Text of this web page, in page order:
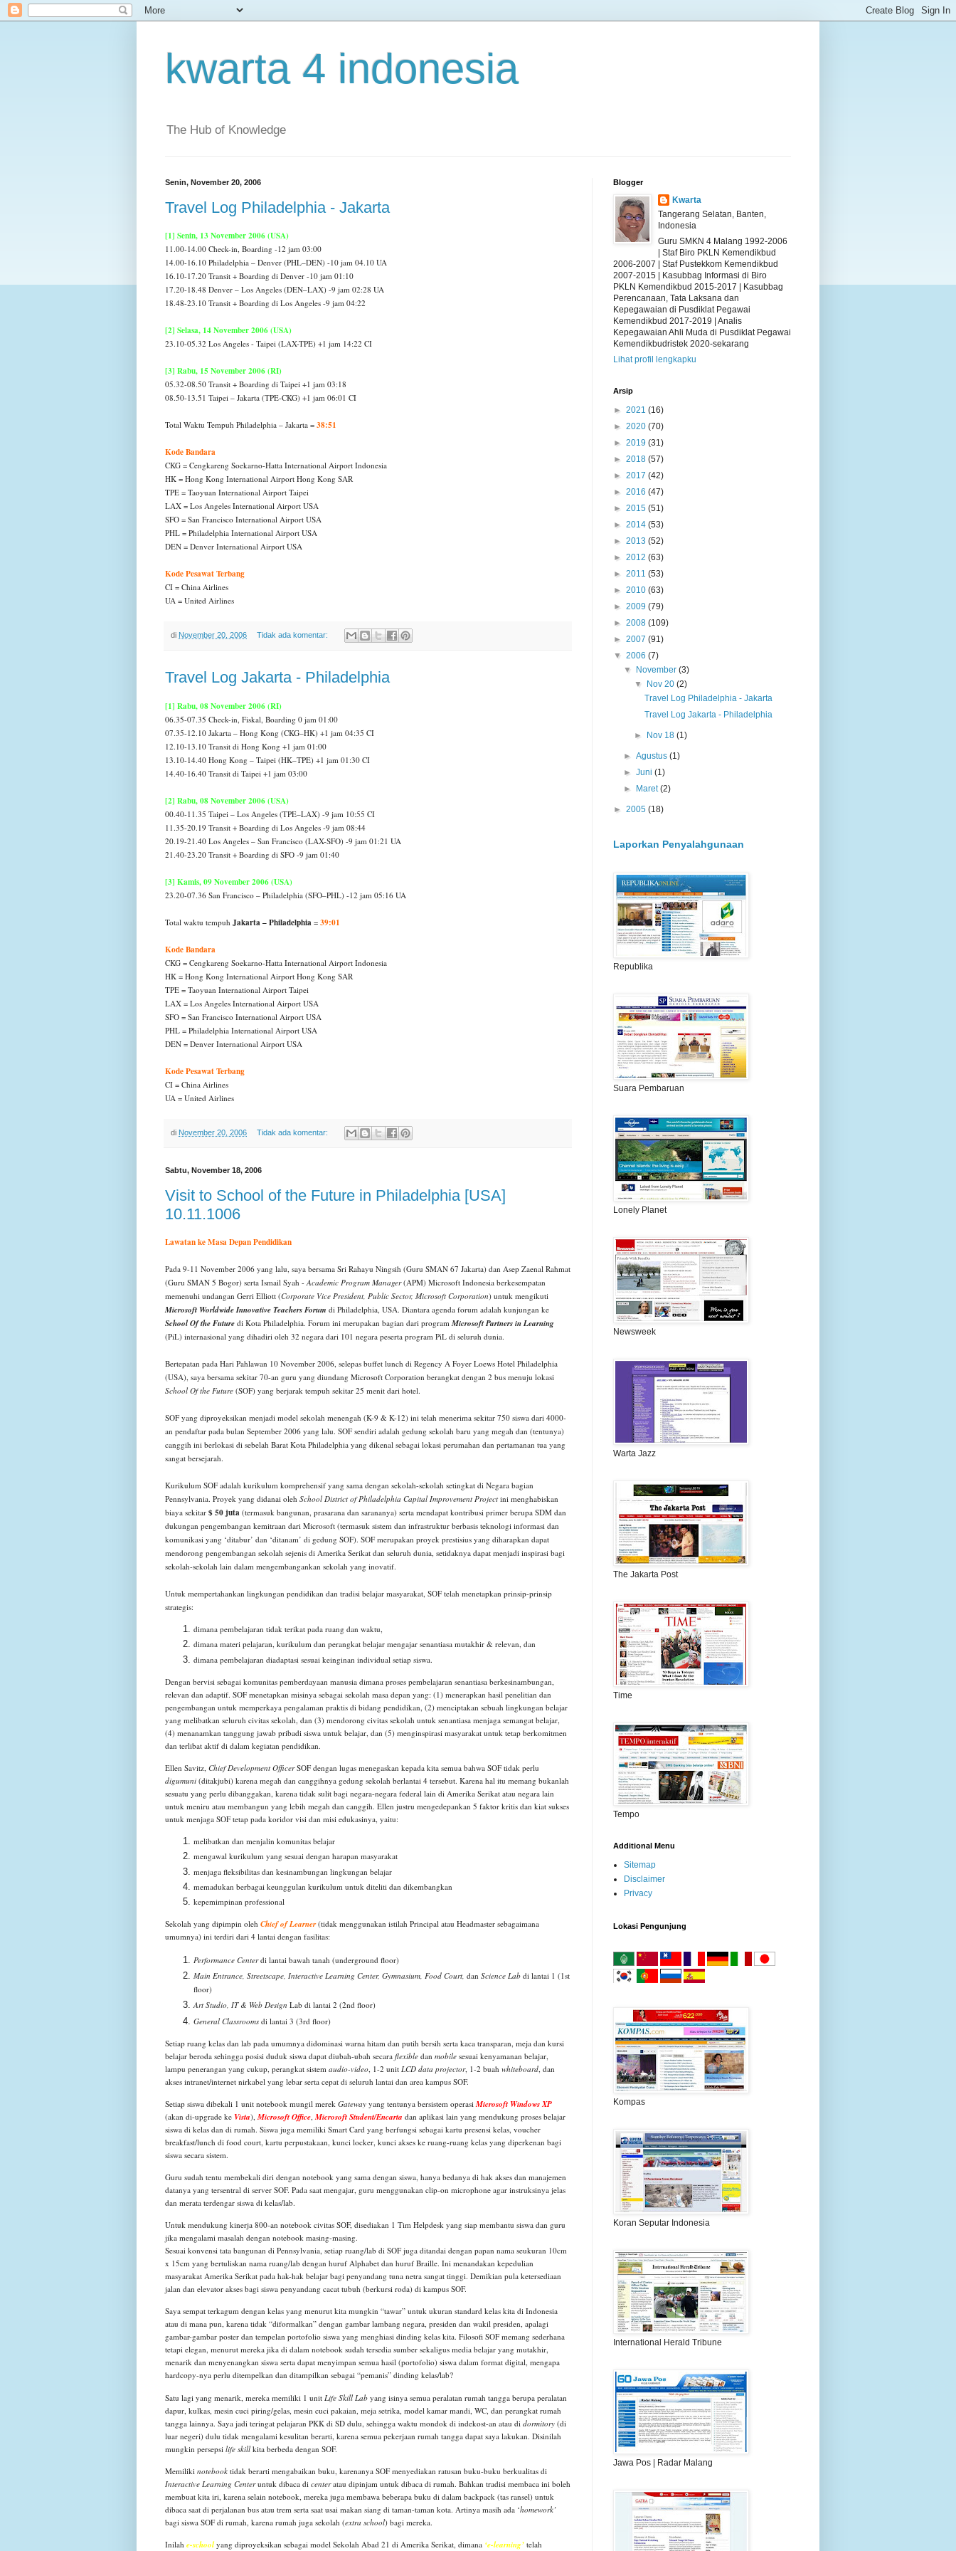
kwarta 4 indonesia
The Hub of Knowledge
Senin, November 20, 2006
Travel Log Philadelphia - Jakarta
[1] Senin, 13 November 2006 (USA)
11.00-14.00 Check-in, Boarding -12 jam 03:00
14.00-16.10 Philadelphia – Denver (PHL–DEN) -10 jam 04.10 UA
16.10-17.20 Transit + Boarding di Denver -10 jam 01:10
17.20-18.48 Denver – Los Angeles (DEN–LAX) -9 jam 02:28 UA
18.48-23.10 Transit + Boarding di Los Angeles -9 jam 04:22
[2] Selasa, 14 November 2006 (USA)
23.10-05.32 Los Angeles - Taipei (LAX-TPE) +1 jam 14:22 CI
[3] Rabu, 15 November 2006 (RI)
05.32-08.50 Transit + Boarding di Taipei +1 jam 03:18
08.50-13.51 Taipei – Jakarta (TPE-CKG) +1 jam 06:01 CI
Total Waktu Tempuh Philadelphia – Jakarta = 38:51
Kode Bandara
CKG = Cengkareng Soekarno-Hatta International Airport Indonesia
HK = Hong Kong International Airport Hong Kong SAR
TPE = Taoyuan International Airport Taipei
LAX = Los Angeles International Airport USA
SFO = San Francisco International Airport USA
PHL = Philadelphia International Airport USA
DEN = Denver International Airport USA
Kode Pesawat Terbang
CI = China Airlines
UA = United Airlines
di November 20, 2006 Tidak ada komentar:
Travel Log Jakarta - Philadelphia
[1] Rabu, 08 November 2006 (RI)
06.35-07.35 Check-in, Fiskal, Boarding 0 jam 01:00
07.35-12.10 Jakarta – Hong Kong (CKG–HK) +1 jam 04:35 CI
12.10-13.10 Transit di Hong Kong +1 jam 01:00
13.10-14.40 Hong Kong – Taipei (HK–TPE) +1 jam 01:30 CI
14.40-16.40 Transit di Taipei +1 jam 03:00
[2] Rabu, 08 November 2006 (USA)
00.40-11.35 Taipei – Los Angeles (TPE–LAX) -9 jam 10:55 CI
11.35-20.19 Transit + Boarding di Los Angeles -9 jam 08:44
20.19-21.40 Los Angeles – San Francisco (LAX-SFO) -9 jam 01:21 UA
21.40-23.20 Transit + Boarding di SFO -9 jam 01:40
[3] Kamis, 09 November 2006 (USA)
23.20-07.36 San Francisco – Philadelphia (SFO–PHL) -12 jam 05:16 UA
Total waktu tempuh Jakarta – Philadelphia = 39:01
Kode Bandara
CKG = Cengkareng Soekarno-Hatta International Airport Indonesia
HK = Hong Kong International Airport Hong Kong SAR
TPE = Taoyuan International Airport Taipei
LAX = Los Angeles International Airport USA
SFO = San Francisco International Airport USA
PHL = Philadelphia International Airport USA
DEN = Denver International Airport USA
Kode Pesawat Terbang
CI = China Airlines
UA = United Airlines
di November 20, 2006 Tidak ada komentar:
Sabtu, November 18, 2006
Visit to School of the Future in Philadelphia [USA]
10.11.1006
Lawatan ke Masa Depan Pendidikan
Pada 9-11 November 2006 yang lalu, saya bersama Sri Rahayu Ningsih (Guru SMAN 67 Jakarta) dan Asep Zaenal Rahmat
(Guru SMAN 5 Bogor) serta Ismail Syah - Academic Program Manager(APM) Microsoft Indonesia berkesempatan
memenuhi undangan Gerri Elliott (Corporate Vice President, Public Sector, Microsoft Corporation) untuk mengikuti
Microsoft Worldwide Innovative Teachers Forum di Philadelphia, USA. Diantara agenda forum adalah kunjungan ke
School Of the Future di Kota Philadelphia. Forum ini merupakan bagian dari program Microsoft Partners in Learning
(PiL) internasional yang dihadiri oleh 32 negara dari 101 negara peserta program PiL di seluruh dunia.
Bertepatan pada Hari Pahlawan 10 November 2006, selepas buffet lunch di Regency A Foyer Loews Hotel Philadelphia
(USA), saya bersama sekitar 70-an guru yang diundang Microsoft Corporation berangkat dengan 2 bus menuju lokasi
School Of the Future (SOF) yang berjarak tempuh sekitar 25 menit dari hotel.
SOF yang diproyeksikan menjadi model sekolah menengah (K-9 & K-12) ini telah menerima sekitar 750 siswa dari 4000-
an pendaftar pada bulan September 2006 yang lalu. SOF sendiri adalah gedung sekolah baru yang megah dan (tentunya)
canggih ini berlokasi di sebelah Barat Kota Philadelphia yang dikenal sebagai lokasi perumahan dan pertamanan tua yang
sangat bersejarah.
Kurikulum SOF adalah kurikulum komprehensif yang sama dengan sekolah-sekolah setingkat di Negara bagian
Pennsylvania. Proyek yang didanai oleh School District of Philadelphia Capital Improvement Project ini menghabiskan
biaya sekitar $ 50 juta (termasuk bangunan, prasarana dan sarananya) serta mendapat kontribusi primer berupa SDM dan
dukungan pengembangan kemitraan dari Microsoft (termasuk sistem dan infrastruktur berbasis teknologi informasi dan
komunikasi yang ‘ditabur’ dan ‘ditanam’ di gedung SOF). SOF merupakan proyek prestisius yang diharapkan dapat
mendorong pengembangan sekolah sejenis di Amerika Serikat dan seluruh dunia, setidaknya dapat menjadi inspirasi bagi
sekolah-sekolah lain dalam mengembangankan sekolah yang inovatif.
Untuk mempertahankan lingkungan pendidikan dan tradisi belajar masyarakat, SOF telah menetapkan prinsip-prinsip
strategis:
dimana pembelajaran tidak terikat pada ruang dan waktu,
dimana materi pelajaran, kurikulum dan perangkat belajar mengajar senantiasa mutakhir & relevan, dan
dimana pembelajaran diadaptasi sesuai keinginan individual setiap siswa.
Dengan bervisi sebagai komunitas pemberdayaan manusia dimana proses pembelajaran senantiasa berkesinambungan,
relevan dan adaptif. SOF menetapkan misinya sebagai sekolah masa depan yang: (1) menerapkan hasil penelitian dan
pengembangan untuk memperkaya pengalaman praktis di bidang pendidikan, (2) menciptakan sebuah lingkungan belajar
yang melibatkan seluruh civitas sekolah, dan (3) mendorong civitas sekolah untuk senantiasa menjaga semangat belajar,
(4) menanamkan tanggung jawab pribadi siswa untuk belajar, dan (5) menginspirasi masyarakat untuk tetap berkomitmen
dan terlibat aktif di dalam kegiatan pendidikan.
Ellen Savitz, Chief Development OfficerSOF dengan lugas menegaskan kepada kita semua bahwa SOF tidak perlu
digumuni (ditakjubi) karena megah dan canggihnya gedung sekolah berlantai 4 tersebut. Karena hal itu memang bukanlah
sesuatu yang perlu dibanggakan, karena tidak sulit bagi negara-negara federal lain di Amerika Serikat atau negara lain
untuk meniru atau membangun yang lebih megah dan canggih. Ellen justru mengedepankan 5 faktor kritis dan kiat sukses
untuk menjaga SOF tetap pada koridor visi dan misi edukasinya, yaitu:
melibatkan dan menjalin komunitas belajar
mengawal kurikulum yang sesuai dengan harapan masyarakat
menjaga fleksibilitas dan kesinambungan lingkungan belajar
memadukan berbagai keunggulan kurikulum untuk diteliti dan dikembangkan
kepemimpinan professional
Sekolah yang dipimpin oleh Chief of Learner(tidak menggunakan istilah Principal atau Headmaster sebagaimana
umumnya) ini terdiri dari 4 lantai dengan fasilitas:
Performance Centerdi lantai bawah tanah (underground floor)
Main Entrance, Streetscape, Interactive Learning Center, Gymnasium, Food Court, dan Science Lab di lantai 1 (1st
floor)
Art Studio, IT & Web Design Lab di lantai 2 (2nd floor)
General Classrooms di lantai 3 (3rd floor)
Setiap ruang kelas dan lab pada umumnya didominasi warna hitam dan putih bersih serta kaca transparan, meja dan kursi
belajar beroda sehingga posisi duduk siswa dapat diubah-ubah secara flexible dan mobile sesuai kenyamanan belajar,
lampu penerangan yang cukup, perangkat sistem audio-video , 1-2 unit LCD data projector, 1-2 buah whiteboard , dan
akses intranet/internet nirkabel yang lebar serta cepat di seluruh lantai dan area kampus SOF.
Setiap siswa dibekali 1 unit notebook mungil merek Gateway yang tentunya bersistem operasi Microsoft Windows XP
(akan di-upgrade ke Vista), Microsoft Office Microsoft Student/Encarta dan aplikasi lain yang mendukung proses belajar
siswa di kelas dan di rumah. Siswa juga memiliki Smart Card yang berfungsi sebagai kartu presensi kelas, voucher
breakfast/lunch di food court, kartu perpustakaan, kunci locker, kunci akses ke ruang-ruang kelas yang diperkenan bagi
siswa secara sistem.
Guru sudah tentu membekali diri dengan notebook yang sama dengan siswa, hanya bedanya di hak akses dan manajemen
datanya yang tersentral di server SOF. Pada saat mengajar, guru menggunakan clip-on microphone agar instruksinya jelas
dan merata terdengar siswa di kelas/lab.
Untuk mendukung kinerja 800-an notebook civitas SOF, disediakan 1 Tim Helpdesk yang siap membantu siswa dan guru
jika mengalami masalah dengan notebook masing-masing.
Sesuai konvensi tata bangunan di Pennsylvania, setiap ruang/lab di SOF juga ditandai dengan papan nama seukuran 10cm
x 15cm yang bertuliskan nama ruang/lab dengan huruf Alphabet dan huruf Braille. Ini menandakan kepedulian
masyarakat Amerika Serikat pada hak-hak belajar bagi penyandang tuna netra sangat tinggi. Demikian pula ketersediaan
jalan dan elevator akses bagi siswa penyandang cacat tubuh (berkursi roda) di kampus SOF.
Saya sempat terkagum dengan kelas yang menurut kita mungkin “tawar” untuk ukuran standard kelas kita di Indonesia
atau di mana pun, karena tidak “diformalkan” dengan gambar lambang negara, presiden dan wakil presiden, apalagi
gambar-gambar poster dan tempelan portofolio siswa yang menghiasi dinding kelas kita. Filosofi SOF memang sederhana
tetapi elegan, menurut mereka jika di dalam notebook sudah tersedia sumber sekaligus media belajar yang mutakhir,
menarik dan menyenangkan siswa serta dapat menyimpan semua hasil (portofolio) siswa dalam format digital, mengapa
hardcopy-nya perlu ditempelkan dan ditampilkan sebagai “pemanis” dinding kelas/lab?
Satu lagi yang menarik, mereka memiliki 1 unit Life Skill Lab yang isinya semua peralatan rumah tangga berupa peralatan
dapur, kulkas, mesin cuci piring/gelas, mesin cuci pakaian, meja setrika, model kamar mandi, WC, dan perangkat rumah
tangga lainnya. Saya jadi teringat pelajaran PKK di SD dulu, sehingga waktu mondok di indekost-an atau di dormitory (di
luar negeri) dulu tidak mengalami kesulitan berarti, karena semua pekerjaan rumah tangga dapat saya lakukan. Disinilah
mungkin persepsi life skill kita berbeda dengan SOF.
Memiliki notebook tidak berarti mengabaikan buku, karenanya SOF menyediakan ratusan buku-buku berkualitas di
Interactive Learning Centeruntuk dibaca di centeratau dipinjam untuk dibaca di rumah. Bahkan tradisi membaca ini boleh
membuat kita iri, karena selain notebook, mereka juga membawa beberapa buku di dalam backpack (tas ransel) untuk
dibaca saat di perjalanan bus atau trem serta saat usai makan siang di taman-taman kota. Artinya masih ada ‘homework’
bagi siswa SOF di rumah, karena rumah juga sekolah (extra school) bagi mereka.
Inilah e-schoolyang diproyeksikan sebagai model Sekolah Abad 21 di Amerika Serikat, dimana ‘e-learning’ telah
Blogger
Kwarta
Tangerang Selatan, Banten,
Indonesia
Guru SMKN 4 Malang 1992-2006
| Staf Biro PKLN Kemendikbud
2006-2007 | Staf Pustekkom Kemendikbud
2007-2015 | Kasubbag Informasi di Biro
PKLN Kemendikbud 2015-2017 | Kasubbag
Perencanaan, Tata Laksana dan
Kepegawaian di Pusdiklat Pegawai
Kemendikbud 2017-2019 | Analis
Kepegawaian Ahli Muda di Pusdiklat Pegawai
Kemendikbudristek 2020-sekarang
Lihat profil lengkapku
Arsip
► 2021 (16)
► 2020 (70)
► 2019 (31)
► 2018 (57)
► 2017 (42)
► 2016 (47)
► 2015 (51)
► 2014 (53)
► 2013 (52)
► 2012 (63)
► 2011 (53)
► 2010 (63)
► 2009 (79)
► 2008 (109)
► 2007 (91)
▼ 2006 (7)
▼
November(3)
▼
Nov 20 (2)
Travel Log Philadelphia - Jakarta
Travel Log Jakarta - Philadelphia
► Nov 18 (1)
►Agustus(1)
►Juni(1)
►
Maret(2)
► 2005 (18)
Laporkan Penyalahgunaan
Republika
Suara Pembaruan
Lonely Planet
Newsweek
Warta Jazz
The Jakarta Post
Time
Tempo
Additional Menu
Sitemap
Disclaimer
Privacy
Lokasi Pengunjung
Kompas
Koran Seputar Indonesia
International Herald Tribune
Jawa Pos | Radar Malang